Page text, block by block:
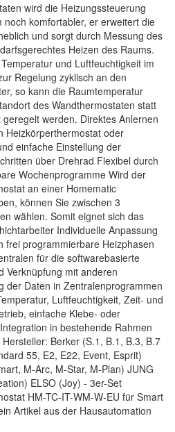
wird die Heizungssteuerung
noch komfortabler, er erweitert die
und sorgt durch Messung des
Heizen des Raums.
und Luftfeuchtigkeit im
Regelung zyklisch an den
so kann die Raumtemperatur
des Wandthermostaten statt
werden. Direktes Anlernen
Heizkörperthermostat oder
einfache Einstellung der
über Drehrad Flexibel durch
Wochenprogramme Wird der
an einer Homematic
können Sie zwischen 3
wählen. Somit eignet sich das
Individuelle Anpassung
frei programmierbare Heizphasen
für die softwarebasierte
Verknüpfung mit anderen
der Daten in Zentralenprogrammen
Luftfeuchtigkeit, Zeit- und
einfache Klebe- oder
in bestehende Rahmen
Berker (S.1, B.1, B.3, B.7
55, E2, E22, Event, Esprit)
M-Arc, M-Star, M-Plan) JUNG
ELSO (Joy) - 3er-Set
HM-TC-IT-WM-W-EU für Smart
Artikel aus der Hausautomation